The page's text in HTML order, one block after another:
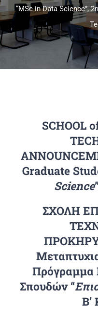
Μεταπτυχιακά
Πανεπιστημιακές
“MSc in Data Science”,
SCHOOL
Graduate
Science
ΣΧΟΛΗ
Πρόγραμμα
Σπουδών “
Β’